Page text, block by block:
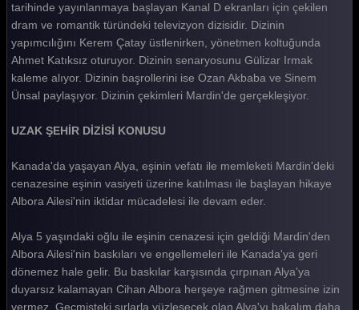
Uzak Şehir 49. Bölüm
Uzak Şehir 48. Bölüm
Uzak Şehir 47. Bölüm
Uzak Şehir 46. Bölüm
Uzak Şehir 45. Bölüm
Uzak Şehir 44. Bölüm
Uzak Şehir 43. Bölüm
Uzak Şehir 41. Bölüm
Uzak Şehir 40. Bölüm
Uzak Şehir 39. Bölüm
tarihinde yayınlanmaya başlayan Kanal D ekranları için çekilen
dram ve romantik türündeki televizyon dizisidir. Dizinin
yapımcılığını Kerem Çatay üstlenirken, yönetmen koltuğunda
Ahmet Katıksız oturuyor. Dizinin senaryosunu Gülizar Irmak
kaleme alıyor. Dizinin başrollerini ise Ozan Akbaba ve Sinem
Ünsal paylaşıyor. Dizinin çekimleri Mardin'de gerçekleşiyor.
UZAK ŞEHİR DİZİSİ KONUSU
Kanada'da yaşayan Alya, eşinin vefatı ile memleketi Mardin'deki
cenazesine eşinin vasiyeti üzerine katılması ile başlayan hikaye
Albora Ailesi'nin iktidar mücadelesi ile devam eder.
Alya 5 yaşındaki oğlu ile eşinin cenazesi için geldiği Mardin'den
Albora Ailesi'nin baskıları ve engellemeleri ile Kanada'ya geri
dönemez hale gelir. Bu baskılar karşısında çırpınan Alya'ya
duyarsız kalamayan Cihan Albora herşeye rağmen gitmesine izin
vermez. Geçmişteki sırlarla yüzleşecek olan Alya'yı bakalım daha